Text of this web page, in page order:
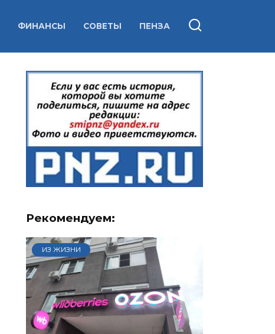
ФИНАНСЫ СОВЕТЫ ПЕНЗА
Рекомендуем:
ИЗ ЖИЗНИ